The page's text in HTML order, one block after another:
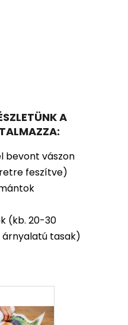
A
bevont vászon
feszítve)
(kb. 20-30
árnyalatú tasak)